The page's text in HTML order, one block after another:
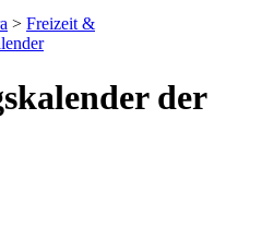
> Freizeit &
der